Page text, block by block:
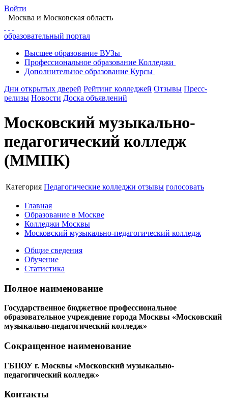
Войти
Москва и Московская область
образовательный портал
Высшее образование ВУЗы
Профессиональное образование Колледжи
Дополнительное образование Курсы
Дни открытых дверей Рейтинг колледжей Отзывы Пресс-
релизы Новости Доска объявлений
Московский музыкально-
педагогический колледж
(ММПК)
Категория Педагогические колледжи отзывы голосовать
Главная
Образование в Москве
Колледжи Москвы
Московский музыкально-педагогический колледж
Общие сведения
Обучение
Статистика
Полное наименование
Государственное бюджетное профессиональное
образовательное учреждение города Москвы «Московский
музыкально-педагогический колледж»
Сокращенное наименование
ГБПОУ г. Москвы «Московский музыкально-
педагогический колледж»
Контакты